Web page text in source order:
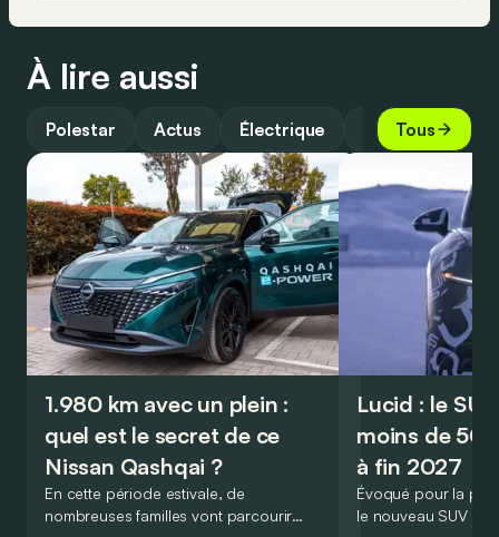
À lire aussi
Polestar Actus Électrique GuideTous
1.980 km avec un plein :
quel est le secret de ce
Nissan Qashqai ?
En cette période estivale, de
nombreuses familles vont parcourir
Lucid : le
moins de
à fin 2027
Évoqué pour la
le nouveau SUV